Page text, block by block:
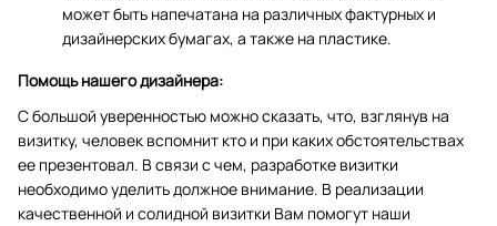
может быть напечатана на различных фактурных и
дизайнерских бумагах, а также на пластике.
Помощь нашего дизайнера:
С большой уверенностью можно сказать, что, взглянув на
визитку, человек вспомнит кто и при каких обстоятельствах
ее презентовал. В связи с чем, разработке визитки
необходимо уделить должное внимание. В реализации
качественной и солидной визитки Вам помогут наши